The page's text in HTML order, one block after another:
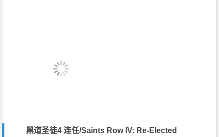
黑道圣徒4 连任/Saints Row IV: Re-Elected